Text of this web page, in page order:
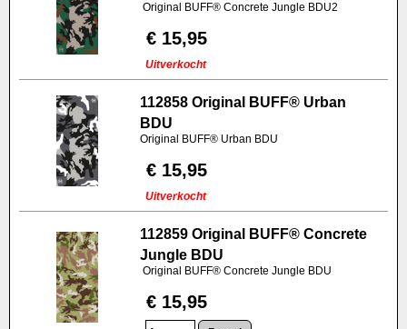
Original BUFF® Concrete Jungle BDU2
€ 15,95
Uitverkocht
112858 Original BUFF® Urban
BDU
Original BUFF® Urban BDU
€ 15,95
Uitverkocht
112859 Original BUFF® Concrete
Jungle BDU
Original BUFF® Concrete Jungle BDU
€ 15,95